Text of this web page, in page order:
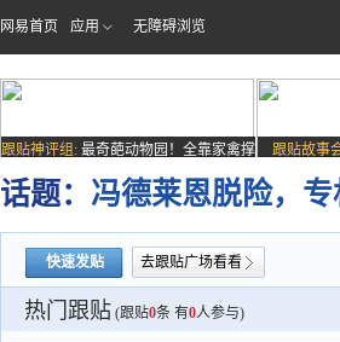
网易首页 应用 无障碍浏览
跟贴神评组: 最奇葩动物园！全靠家禽撑
场子
跟贴故事
话题： 冯德莱恩脱险，
快速发贴 去跟贴广场看看
热门跟贴 (跟贴0条 有0人参与)